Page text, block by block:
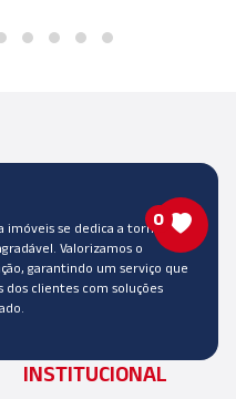
imóveis se dedica a tornar a
Valorizamos o
garantindo um serviço que
clientes com soluções
INSTITUCIONAL
0